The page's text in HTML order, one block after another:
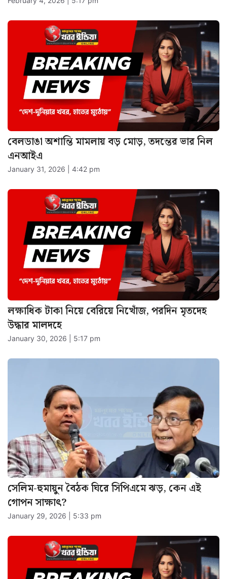
বেলডাঙা অশান্তি মামলায় বড় মোড়, তদন্তের ভার নিল
January 31, 2026 | 4:42 pm
লক্ষাধিক টাকা নিয়ে বেরিয়ে নিখোঁজ, পরদিন মৃতদেহ
উদ্ধার মালদহে
January 30, 2026 | 5:17 pm
গোপন সাক্ষাৎ?
January 29, 2026 | 5:33 pm
শীত কি বিদায় নিচ্ছে? সরস্বতী পুজোয় কলকাতায়
উষ্ণতার ইঙ্গিত
January 21, 2026 | 5:18 pm